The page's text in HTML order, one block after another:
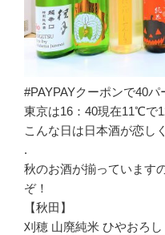
#PAYPAYクーポンで40
東京は16：40現在11℃で
こんな日は日本酒が恋し
.
秋のお酒が揃っています
ぞ！
【秋田】
刈穂 山廃純米 ひやおろし